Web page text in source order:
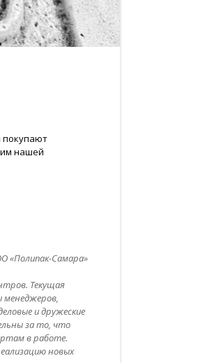
покупают
нашей
«Полипак-Самара»
Текущая
менеджеров,
и дружеские
за то, что
в работе.
новых